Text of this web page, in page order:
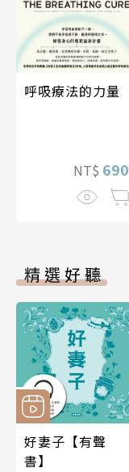
呼吸療法的力量
NT$ 690
精選好聽
好妻子【有聲
書】